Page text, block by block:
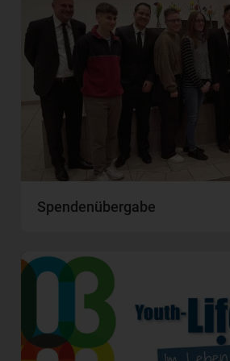
Spendenübergabe